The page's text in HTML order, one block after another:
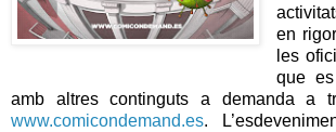
en
les
que es
amb altres continguts a demanda a
www.comicondemand.es.